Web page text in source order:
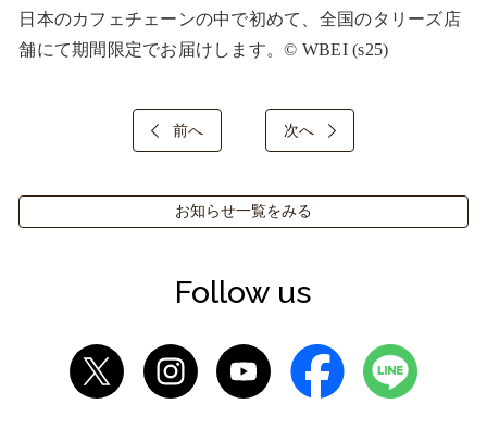
日本のカフェチェーンの中で初めて、全国のタリーズ店
舗にて期間限定でお届けします。© WBEI (s25)
前へ 次へ
お知らせ一覧をみる
Follow us